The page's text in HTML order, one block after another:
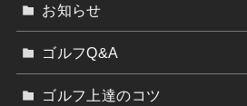
お知らせ
ゴルフQ&A
ゴルフ上達のコツ